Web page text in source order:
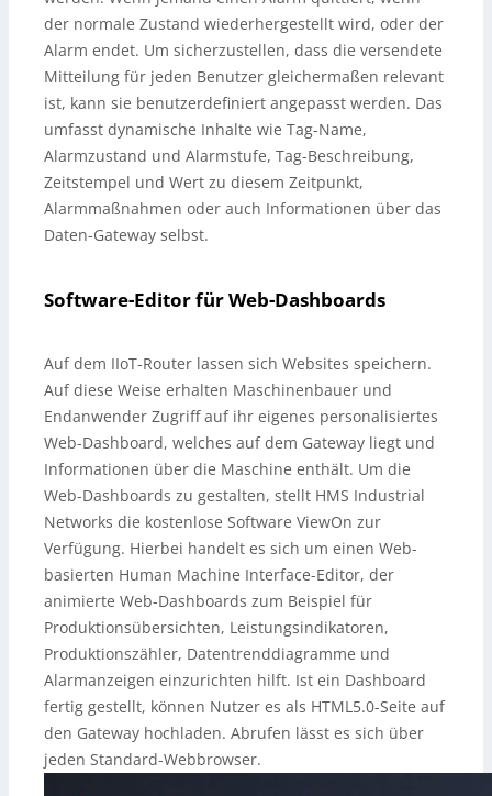
der normale Zustand wiederhergestellt wird, oder der
Alarm endet. Um sicherzustellen, dass die versendete
Mitteilung für jeden Benutzer gleichermaßen relevant
ist, kann sie benutzerdefiniert angepasst werden. Das
umfasst dynamische Inhalte wie Tag-Name,
Alarmzustand und Alarmstufe, Tag-Beschreibung,
Zeitstempel und Wert zu diesem Zeitpunkt,
Alarmmaßnahmen oder auch Informationen über das
Daten-Gateway selbst.
Software-Editor für Web-Dashboards
Auf dem IIoT-Router lassen sich Websites speichern.
Auf diese Weise erhalten Maschinenbauer und
Endanwender Zugriff auf ihr eigenes personalisiertes
Web-Dashboard, welches auf dem Gateway liegt und
Informationen über die Maschine enthält. Um die
Web-Dashboards zu gestalten, stellt HMS Industrial
Networks die kostenlose Software ViewOn zur
Verfügung. Hierbei handelt es sich um einen Web-
basierten Human Machine Interface-Editor, der
animierte Web-Dashboards zum Beispiel für
Produktionsübersichten, Leistungsindikatoren,
Produktionszähler, Datentrenddiagramme und
Alarmanzeigen einzurichten hilft. Ist ein Dashboard
fertig gestellt, können Nutzer es als HTML5.0-Seite auf
den Gateway hochladen. Abrufen lässt es sich über
jeden Standard-Webbrowser.